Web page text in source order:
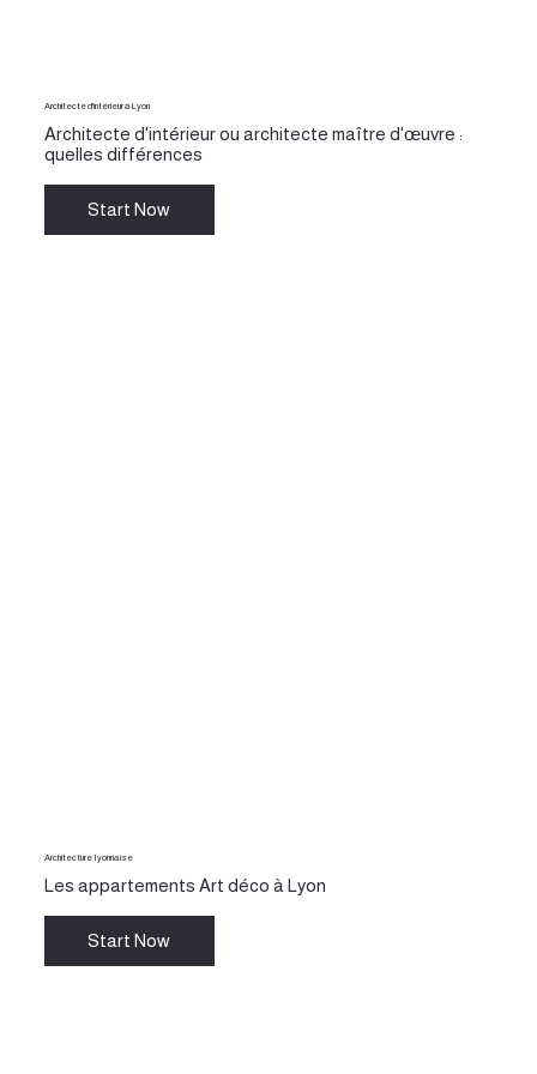
Architecte d'intérieur à Lyon
Architecte d'intérieur ou architecte maître d'œuvre :
quelles différences
Start Now
Architecture Iyonnaise
Les appartements Art déco à Lyon
Start Now